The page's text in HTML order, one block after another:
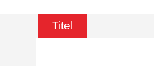
Titel